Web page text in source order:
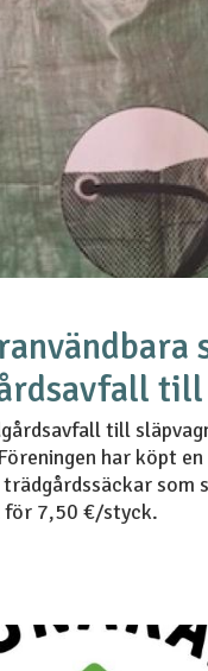
till
har köpt
som
för 7,50 €/styck.